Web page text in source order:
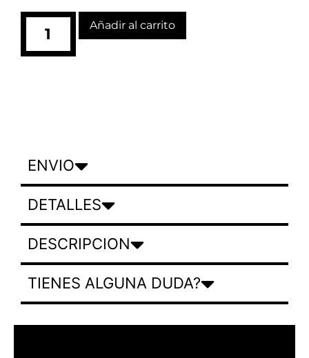
Añadir al carrito
ENVIO
DETALLES
DESCRIPCION
TIENES ALGUNA DUDA?